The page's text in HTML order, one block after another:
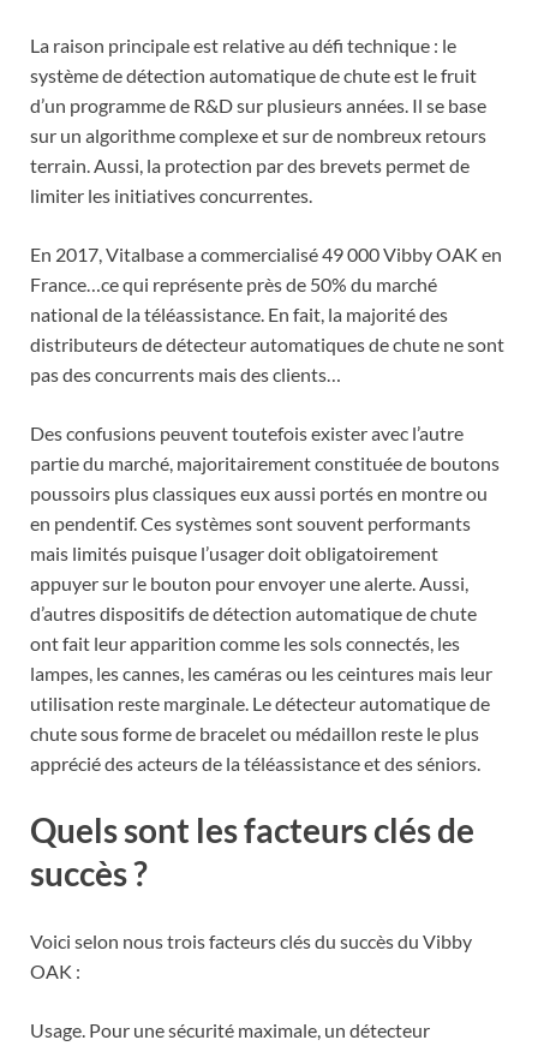
La raison principale est relative au défi technique : le
système de détection automatique de chute est le fruit
d’un programme de R&D sur plusieurs années. Il se base
sur un algorithme complexe et sur de nombreux retours
terrain. Aussi, la protection par des brevets permet de
limiter les initiatives concurrentes.
En 2017, Vitalbase a commercialisé 49 000 Vibby OAK en
France…ce qui représente près de 50% du marché
national de la téléassistance. En fait, la majorité des
distributeurs de détecteur automatiques de chute ne sont
pas des concurrents mais des clients…
Des confusions peuvent toutefois exister avec l’autre
partie du marché, majoritairement constituée de boutons
poussoirs plus classiques eux aussi portés en montre ou
en pendentif. Ces systèmes sont souvent performants
mais limités puisque l’usager doit obligatoirement
appuyer sur le bouton pour envoyer une alerte. Aussi,
d’autres dispositifs de détection automatique de chute
ont fait leur apparition comme les sols connectés, les
lampes, les cannes, les caméras ou les ceintures mais leur
utilisation reste marginale. Le détecteur automatique de
chute sous forme de bracelet ou médaillon reste le plus
apprécié des acteurs de la téléassistance et des séniors.
Quels sont les facteurs clés de
succès ?
Voici selon nous trois facteurs clés du succès du Vibby
OAK :
Usage. Pour une sécurité maximale, un détecteur